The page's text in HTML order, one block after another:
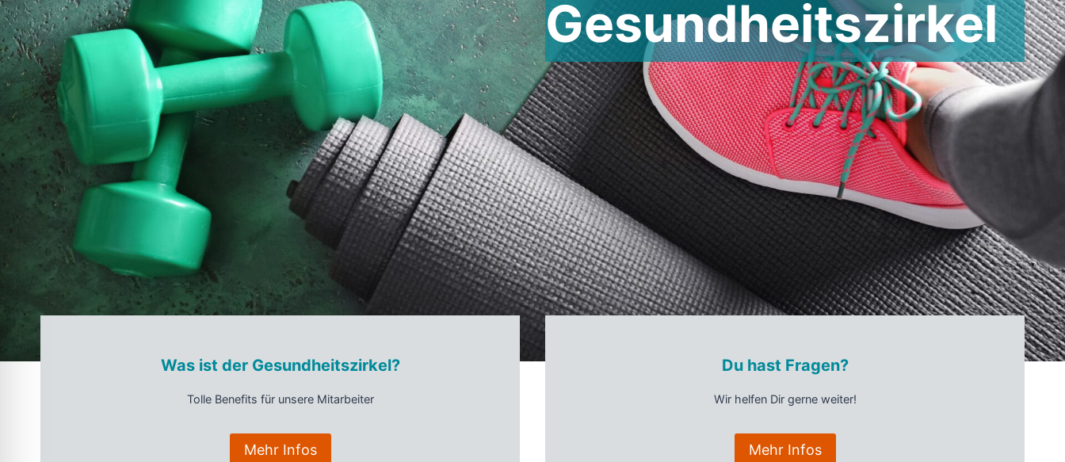
Gesundheitszirkel
Was ist der Gesundheitszirkel?
Tolle Benefits für unsere Mitarbeiter
Mehr Infos
Du hast Fragen?
Wir helfen Dir gerne weiter!
Mehr Infos